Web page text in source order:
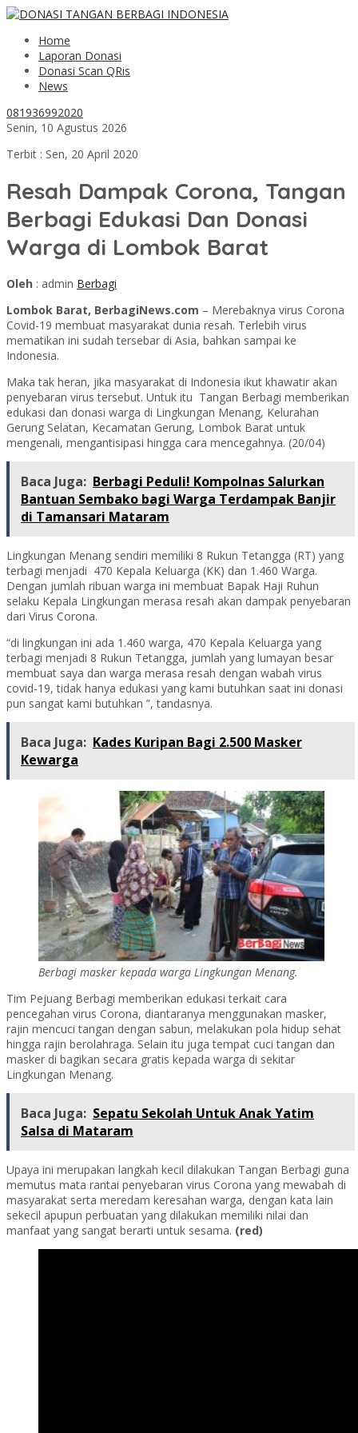
Home
Laporan Donasi
Donasi Scan QRis
News
081936992020
Senin, 10 Agustus 2026
Terbit : Sen, 20 April 2020
Resah Dampak Corona, Tangan
Berbagi Edukasi Dan Donasi
Warga di Lombok Barat
Oleh : admin Berbagi
Lombok Barat, BerbagiNews.com – Merebaknya virus Corona
Covid-19 membuat masyarakat dunia resah. Terlebih virus
mematikan ini sudah tersebar di Asia, bahkan sampai ke
Indonesia.
Maka tak heran, jika masyarakat di Indonesia ikut khawatir akan
penyebaran virus tersebut. Untuk itu Tangan Berbagi memberikan
edukasi dan donasi warga di Lingkungan Menang, Kelurahan
Gerung Selatan, Kecamatan Gerung, Lombok Barat untuk
mengenali, mengantisipasi hingga cara mencegahnya. (20/04)
Baca Juga: Berbagi Peduli! Kompolnas Salurkan
Bantuan Sembako bagi Warga Terdampak Banjir
di Tamansari Mataram
Lingkungan Menang sendiri memiliki 8 Rukun Tetangga (RT) yang
terbagi menjadi 470 Kepala Keluarga (KK) dan 1.460 Warga.
Dengan jumlah ribuan warga ini membuat Bapak Haji Ruhun
selaku Kepala Lingkungan merasa resah akan dampak penyebaran
dari Virus Corona.
“di lingkungan ini ada 1.460 warga, 470 Kepala Keluarga yang
terbagi menjadi 8 Rukun Tetangga, jumlah yang lumayan besar
membuat saya dan warga merasa resah dengan wabah virus
covid-19, tidak hanya edukasi yang kami butuhkan saat ini donasi
pun sangat kami butuhkan ”, tandasnya.
Baca Juga: Kades Kuripan Bagi 2.500 Masker
Kewarga
Berbagi masker kepada warga Lingkungan Menang.
Tim Pejuang Berbagi memberikan edukasi terkait cara
pencegahan virus Corona, diantaranya menggunakan masker,
rajin mencuci tangan dengan sabun, melakukan pola hidup sehat
hingga rajin berolahraga. Selain itu juga tempat cuci tangan dan
masker di bagikan secara gratis kepada warga di sekitar
Lingkungan Menang.
Baca Juga: Sepatu Sekolah Untuk Anak Yatim
Salsa di Mataram
Upaya ini merupakan langkah kecil dilakukan Tangan Berbagi guna
memutus mata rantai penyebaran virus Corona yang mewabah di
masyarakat serta meredam keresahan warga, dengan kata lain
sekecil apupun perbuatan yang dilakukan memiliki nilai dan
manfaat yang sangat berarti untuk sesama. (red)